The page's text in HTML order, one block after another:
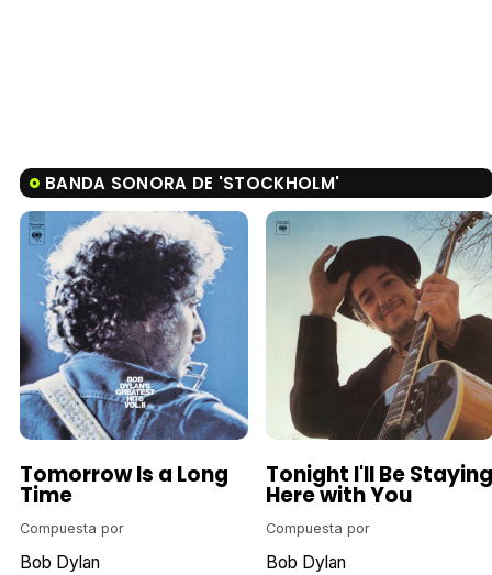
BANDA SONORA DE 'STOCKHOLM'
Tomorrow Is a Long
Time
Compuesta por
Bob Dylan
Tonight I'll Be Staying
Here with You
Compuesta por
Bob Dylan